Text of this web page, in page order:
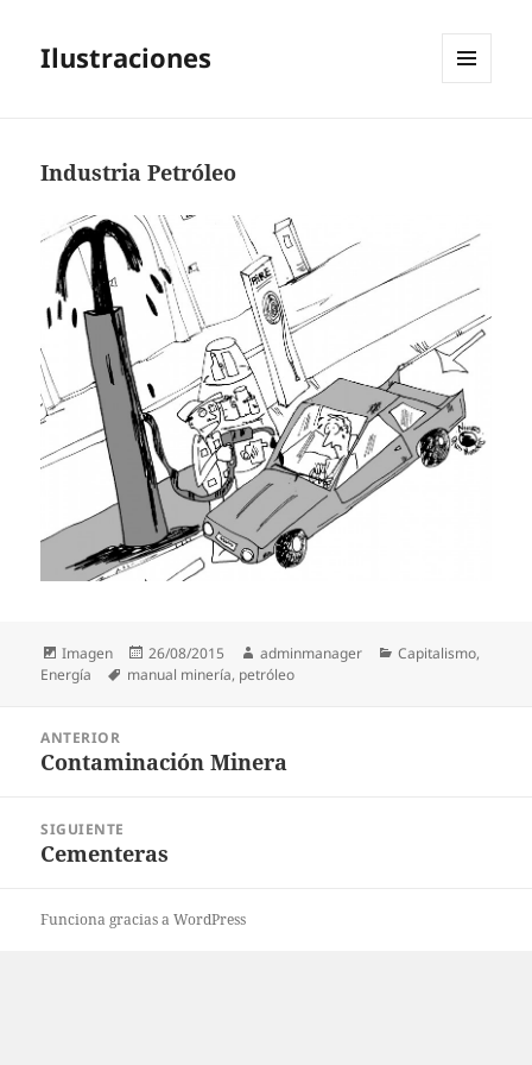
Ilustraciones
Industria Petróleo
Formato
Imagen
Publicado
el
26/08/2015 Autor
adminmanager Categorías
Capitalismo,
Energía
Etiquetas
manual minería, petróleo
entradas
ANTERIOR
Entrada
Contaminación Minera
SIGUIENTE
Entrada
Cementeras
Funciona gracias a WordPress